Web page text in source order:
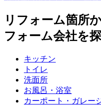
リフォーム箇所
フォーム会社を
キッチン
トイレ
洗面所
お風呂・浴室
カーポート・ガレー